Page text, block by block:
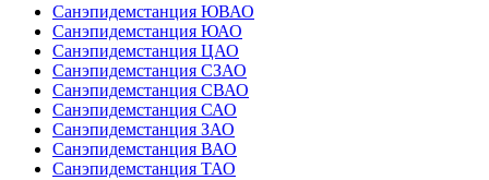
Санэпидемстанция ЮВАО
Санэпидемстанция ЮАО
Санэпидемстанция ЦАО
Санэпидемстанция СЗАО
Санэпидемстанция СВАО
Санэпидемстанция САО
Санэпидемстанция ЗАО
Санэпидемстанция ВАО
Санэпидемстанция ТАО